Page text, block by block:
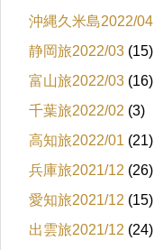
沖縄久米島2022/04
静岡旅2022/03 (15)
富山旅2022/03 (16)
千葉旅2022/02 (3)
高知旅2022/01 (21)
兵庫旅2021/12 (26)
愛知旅2021/12 (15)
出雲旅2021/12 (24)